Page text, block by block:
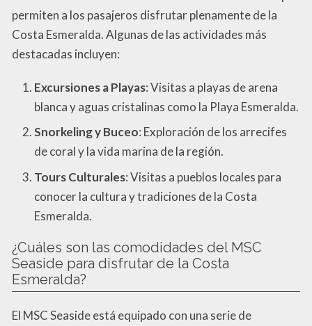
permiten a los pasajeros disfrutar plenamente de la
Costa Esmeralda. Algunas de las actividades más
destacadas incluyen:
Excursiones a Playas: Visitas a playas de arena
blanca y aguas cristalinas como la Playa Esmeralda.
Snorkeling y Buceo: Exploración de los arrecifes
de coral y la vida marina de la región.
Tours Culturales: Visitas a pueblos locales para
conocer la cultura y tradiciones de la Costa
Esmeralda.
¿Cuáles son las comodidades del MSC
Seaside para disfrutar de la Costa
Esmeralda?
El MSC Seaside está equipado con una serie de